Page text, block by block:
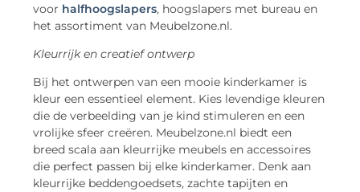
voor halfhoogslapers, hoogslapers met bureau en
het assortiment van Meubelzone.nl.
Kleurrijk en creatief ontwerp
Bij het ontwerpen van een mooie kinderkamer is
kleur een essentieel element. Kies levendige kleuren
die de verbeelding van je kind stimuleren en een
vrolijke sfeer creëren. Meubelzone.nl biedt een
breed scala aan kleurrijke meubels en accessoires
die perfect passen bij elke kinderkamer. Denk aan
kleurrijke beddengoedsets, zachte tapijten en